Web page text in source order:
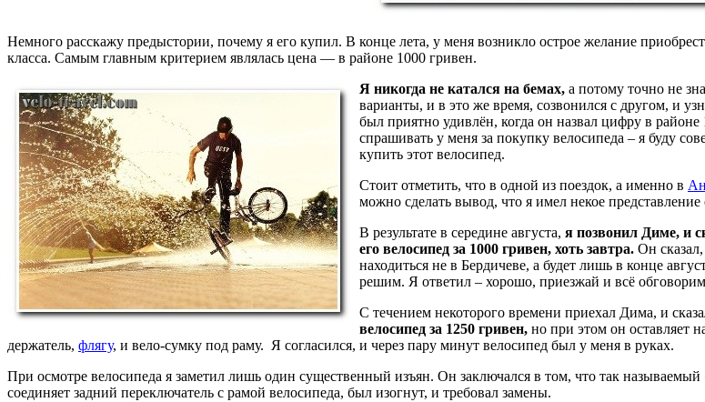
Немного расскажу предыстории, почему я его купил. В конце лета, у меня возникло острое желание
класса. Самым главным критерием являлась цена — в районе 1000 гривен.
Я никогда не катался на бемах, а потому точно не
варианты, и в это же время, созвонился с другом, и
был приятно удивлён, когда он назвал цифру в
спрашивать у меня за покупку велосипеда – я буду
купить этот велосипед.
Стоит отметить, что в одной из поездок, а именно в
можно сделать вывод, что я имел некое представление
В результате в середине августа, я позвонил Диме, и
его велосипед за 1000 гривен, хоть завтра. Он
находиться не в Бердичеве, а будет лишь в конце
решим. Я ответил – хорошо, приезжай и всё
С течением некоторого времени приехал Дима, и
велосипед за 1250 гривен, но при этом он оставляет
держатель, флягу, и вело-сумку под раму. Я согласился, и через пару минут велосипед был у меня в руках.
При осмотре велосипеда я заметил лишь один существенный изъян. Он заключался в том, что так называемый
соединяет задний переключатель с рамой велосипеда, был изогнут, и требовал замены.